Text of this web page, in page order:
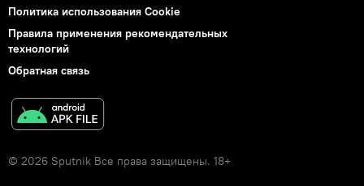
Политика использования Cookie
Правила применения рекомендательных
технологий
Обратная связь
© 2026 Sputnik Все права защищены. 18+